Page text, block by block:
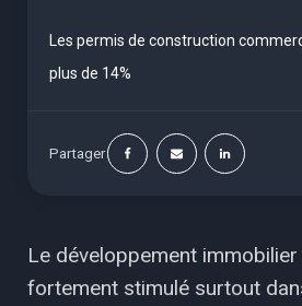
Les permis de construction
plus de 14%
Partager
Le développement
fortement stimulé surtout